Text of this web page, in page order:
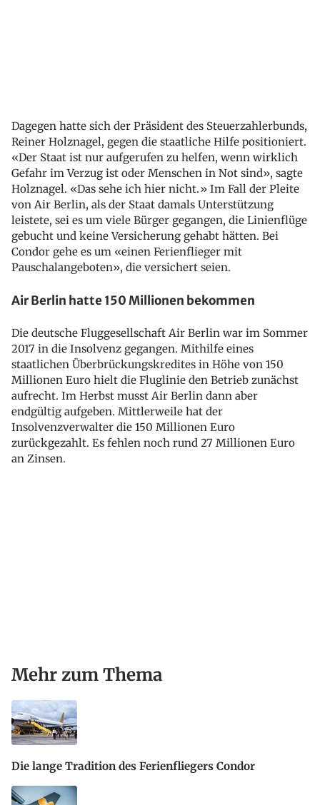
Dagegen hatte sich der Präsident des Steuerzahlerbunds,
Reiner Holznagel, gegen die staatliche Hilfe positioniert.
«Der Staat ist nur aufgerufen zu helfen, wenn wirklich
Gefahr im Verzug ist oder Menschen in Not sind», sagte
Holznagel. «Das sehe ich hier nicht.» Im Fall der Pleite
von Air Berlin, als der Staat damals Unterstützung
leistete, sei es um viele Bürger gegangen, die Linienflüge
gebucht und keine Versicherung gehabt hätten. Bei
Condor gehe es um «einen Ferienflieger mit
Pauschalangeboten», die versichert seien.
Air Berlin hatte 150 Millionen bekommen
Die deutsche Fluggesellschaft Air Berlin war im Sommer
2017 in die Insolvenz gegangen. Mithilfe eines
staatlichen Überbrückungskredites in Höhe von 150
Millionen Euro hielt die Fluglinie den Betrieb zunächst
aufrecht. Im Herbst musst Air Berlin dann aber
endgültig aufgeben. Mittlerweile hat der
Insolvenzverwalter die 150 Millionen Euro
zurückgezahlt. Es fehlen noch rund 27 Millionen Euro
an Zinsen.
Mehr zum Thema
Die lange Tradition des Ferienfliegers Condor